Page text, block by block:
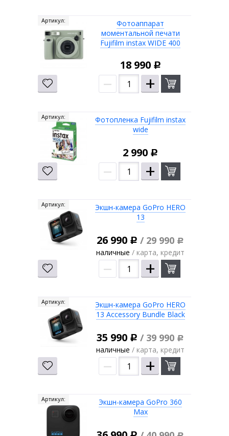
Фотоаппарат
моментальной печати
Fujifilm instax WIDE 400
Артикул:
18 990 Р
– +
Фотопленка Fujifilm instax
wide
Артикул:
2 990 Р
– +
Экшн-камера GoPro HERO
13
Артикул:
26 990 Р / 29 990 Р
наличные/ карта, кредит
– +
Экшн-камера GoPro HERO
13 Accessory Bundle Black
Артикул:
35 990 Р / 39 990 Р
наличные/ карта, кредит
– +
Экшн-камера GoPro 360
Max
Артикул: